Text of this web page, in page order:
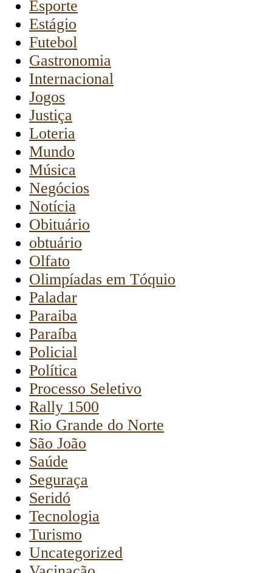
Esporte
Estágio
Futebol
Gastronomia
Internacional
Jogos
Justiça
Loteria
Mundo
Música
Negócios
Notícia
Obituário
obtuário
Olfato
Olimpíadas em Tóquio
Paladar
Paraiba
Paraíba
Policial
Política
Processo Seletivo
Rally 1500
Rio Grande do Norte
São João
Saúde
Seguraça
Seridó
Tecnologia
Turismo
Uncategorized